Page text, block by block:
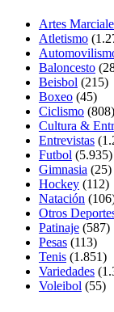
Artes
Atletismo
Baloncesto
Beisbol (215)
Boxeo (45)
Ciclismo (808)
Cultura &
Entrevistas
Futbol (5.935)
Gimnasia (25)
Hockey (112)
Natación
Otros
Patinaje (587)
Pesas (113)
Tenis (1.851)
Variedades
Voleibol (55)